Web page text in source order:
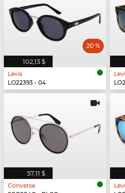
102,13 $
20 %
Levis
LO22393 - 04
57,11 $
Converse